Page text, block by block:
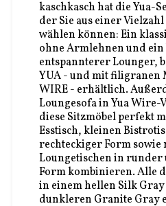
kaschkasch hat die Yua-
der Sie aus einer
wählen können: Ein
ohne Armlehnen und
entspannterer Lounger,
YUA - und mit filigranen
WIRE - erhältlich.
Loungesofa in Yua Wire-
diese Sitzmöbel perfekt
Esstisch, kleinen
rechteckiger Form
Loungetischen in
Form kombinieren. Alle
in einem hellen Silk
dunkleren Granite Gray